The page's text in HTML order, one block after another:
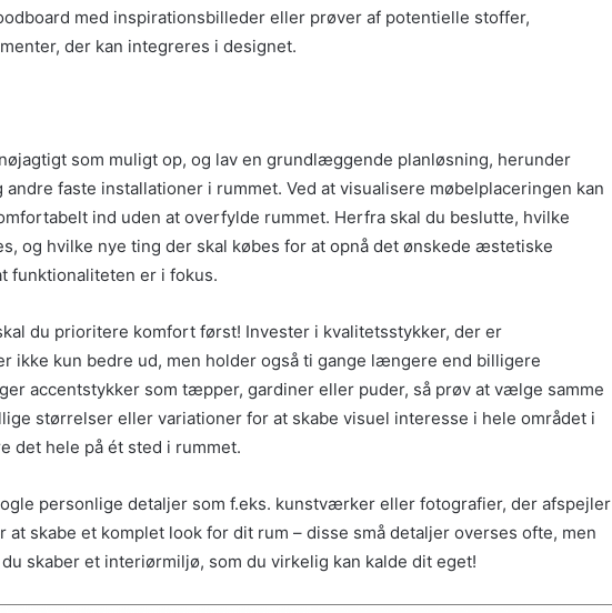
med inspirationsbilleder eller prøver af potentielle stoffer,
der kan integreres i designet.
som muligt op, og lav en grundlæggende planløsning, herunder
faste installationer i rummet. Ved at visualisere møbelplaceringen kan
ind uden at overfylde rummet. Herfra skal du beslutte, hvilke
og hvilke nye ting der skal købes for at opnå det ønskede æstetiske
funktionaliteten er i fokus.
du prioritere komfort først! Invester i kvalitetsstykker, der er
ikke kun bedre ud, men holder også ti gange længere end billigere
accentstykker som tæpper, gardiner eller puder, så prøv at vælge samme
størrelser eller variationer for at skabe visuel interesse i hele området i
det hele på ét sted i rummet.
personlige detaljer som f.eks. kunstværker eller fotografier, der afspejler
skabe et komplet look for dit rum – disse små detaljer overses ofte, men
skaber et interiørmiljø, som du virkelig kan kalde dit eget!